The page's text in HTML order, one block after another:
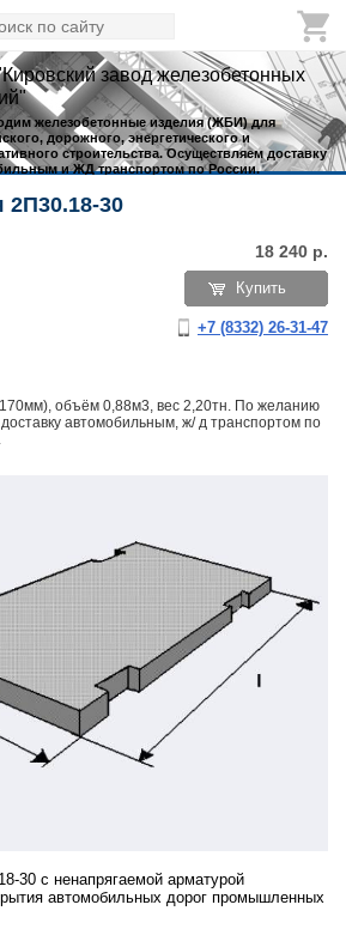
завод железобетонных
железобетонные изделия (ЖБИ) для
дорожного, энергетического и
строительства. Осуществляем доставку
и ЖД транспортом по России.
2П30.18-30
18 240 р.
Купить
+7 (8332) 26-31-47
объём 0,88м3, вес 2,20тн. По желанию
автомобильным, ж/ д транспортом по
30 с ненапрягаемой арматурой
автомобильных дорог промышленных